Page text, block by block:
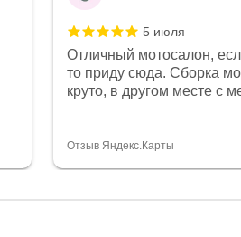
5 июля
Отличный мотосалон,
то приду сюда. Сборка
круто, в другом месте с
спасибо отдельное,
Отзыв Яндекс.Карты